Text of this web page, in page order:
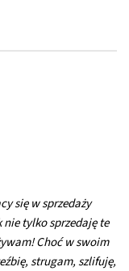
się w sprzedaży
tylko sprzedaję te
Choć w swoim
strugam, szlifuję,